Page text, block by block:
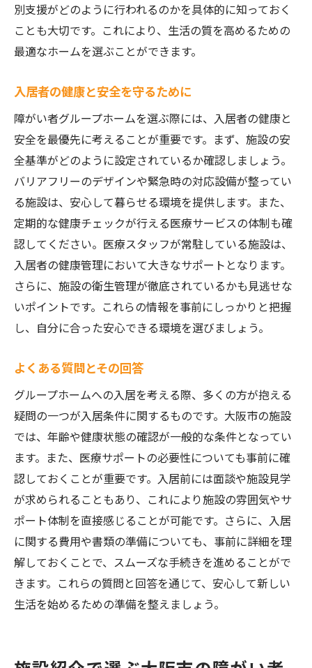
別支援がどのように行われるのかを具体的に知っておく
ことも大切です。これにより、生活の質を高めるための
最適なホームを選ぶことができます。
入居者の健康と安全を守るために
障がい者グループホームを選ぶ際には、入居者の健康と
安全を最優先に考えることが重要です。まず、施設の安
全基準がどのように設定されているか確認しましょう。
バリアフリーのデザインや緊急時の対応設備が整ってい
る施設は、安心して暮らせる環境を提供します。また、
定期的な健康チェックが行える医療サービスの体制も確
認してください。医療スタッフが常駐している施設は、
入居者の健康管理において大きなサポートとなります。
さらに、施設の衛生管理が徹底されているかも見逃せな
いポイントです。これらの情報を事前にしっかりと把握
し、自分に合った安心できる環境を選びましょう。
よくある質問とその回答
グループホームへの入居を考える際、多くの方が抱える
疑問の一つが入居条件に関するものです。大阪市の施設
では、年齢や健康状態の確認が一般的な条件となってい
ます。また、医療サポートの必要性についても事前に確
認しておくことが重要です。入居前には面談や施設見学
が求められることもあり、これにより施設の雰囲気やサ
ポート体制を直接感じることが可能です。さらに、入居
に関する費用や書類の準備についても、事前に詳細を理
解しておくことで、スムーズな手続きを進めることがで
きます。これらの質問と回答を通じて、安心して新しい
生活を始めるための準備を整えましょう。